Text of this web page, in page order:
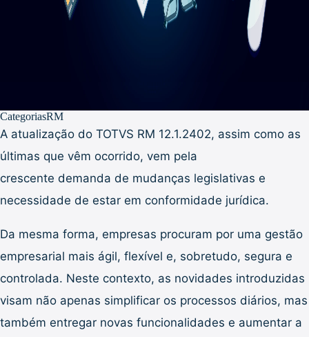
CategoriasRM
A atualização do TOTVS RM 12.1.2402, assim como as
últimas que vêm ocorrido, vem pela
crescente demanda de mudanças legislativas e
necessidade de estar em conformidade jurídica.
Da mesma forma, empresas procuram por uma gestão
empresarial mais ágil, flexível e, sobretudo, segura e
controlada. Neste contexto, as novidades introduzidas
visam não apenas simplificar os processos diários, mas
também entregar novas funcionalidades e aumentar a